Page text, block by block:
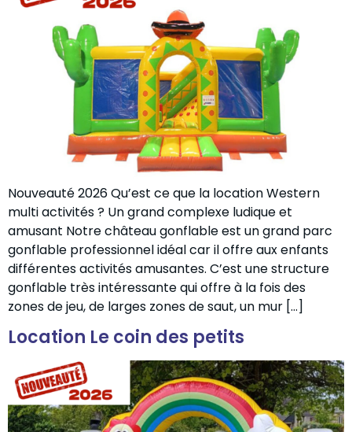
Nouveauté 2026 Qu’est ce que la location Western
multi activités ? Un grand complexe ludique et
amusant Notre château gonflable est un grand parc
gonflable professionnel idéal car il offre aux enfants
différentes activités amusantes. C’est une structure
gonflable très intéressante qui offre à la fois des
zones de jeu, de larges zones de saut, un mur […]
Location Le coin des petits